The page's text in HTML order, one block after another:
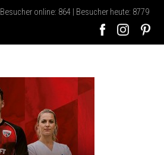
Besucher online: 864 | Besucher heute: 8779